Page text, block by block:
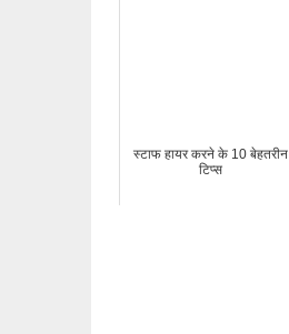
स्टाफ हायर करने के 10 बेहतरीन
टिप्स